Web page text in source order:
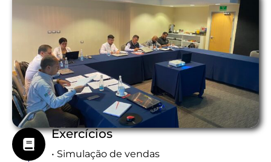
Exercícios
• Simulação de vendas